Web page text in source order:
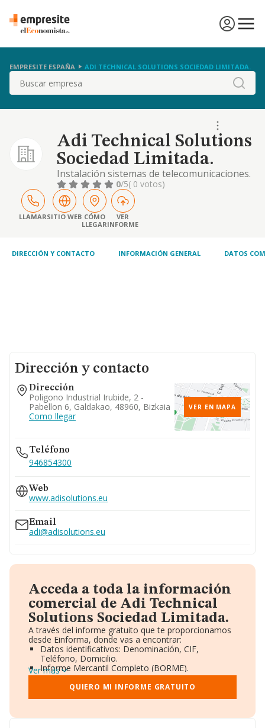
EMPRESITE ESPAÑA ADI TECHNICAL SOLUTIONS SOCIEDAD LIMITADA.
Buscar
Adi Technical Solutions
Sociedad Limitada.
Instalación sistemas de telecomunicaciones.
0/5( 0 votos)
LLAMARSITIO WEB CÓMO
LLEGAR
VER
INFORME
DIRECCIÓN Y CONTACTO INFORMACIÓN GENERAL DATOS
Dirección y contacto
Dirección
Poligono Industrial Irubide, 2 -
Pabellon 6, Galdakao, 48960, Bizkaia
Como llegar
VER EN MAPA
Teléfono
946854300
Web
www.adisolutions.eu
Email
adi@adisolutions.eu
Acceda a toda la información
comercial de Adi Technical
Solutions Sociedad Limitada.
A través del informe gratuito que te proporcionamos
desde Einforma, donde vas a encontrar:
Datos identificativos: Denominación, CIF,
Teléfono, Domicilio.
Informe Mercantil Completo (BORME).
Gráficos de Evolución Ventas y Empleados.
Consejo de Administración y Administradores.
Directivos y Ejecutivos.
Ver más
QUIERO MI INFORME GRATUITO